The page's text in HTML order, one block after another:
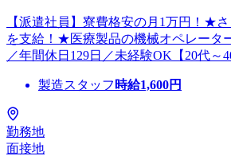
【派遣社員】寮費格安の月1万円！★
を支給！★医療製品の機械オペレータ
／年間休日129日／未経験OK【20代～
製造スタッフ 時給1,600円
勤務地
面接地